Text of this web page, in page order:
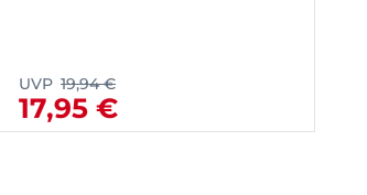
UVP 19,94 €
17,95 €